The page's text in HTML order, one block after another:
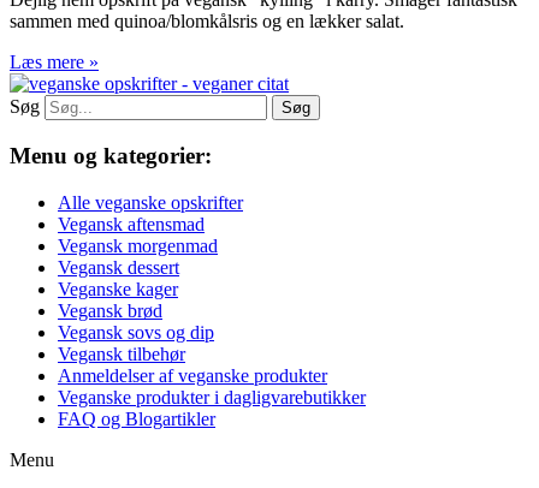
sammen med quinoa/blomkålsris og en lækker salat.
Læs mere »
Søg Søg
Menu og kategorier:
Alle veganske opskrifter
Vegansk aftensmad
Vegansk morgenmad
Vegansk dessert
Veganske kager
Vegansk brød
Vegansk sovs og dip
Vegansk tilbehør
Anmeldelser af veganske produkter
Veganske produkter i dagligvarebutikker
FAQ og Blogartikler
Menu